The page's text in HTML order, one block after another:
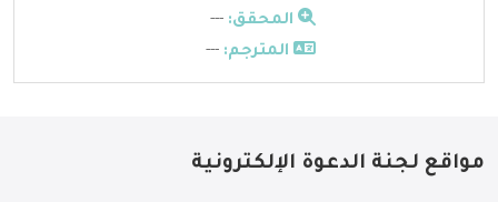
المحقق: ---
المترجم: ---
مواقع لجنة الدعوة الإلكترونية